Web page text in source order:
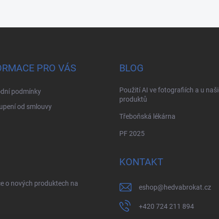
PRO VÁS
podmínky
od smlouvy
BLOG
Použití AI ve fotografiích a u
produktů
Třeboňská lékárna
PF 2025
o nových produktech na
KONTAKT
eshop@hedvabrokat.cz
+420 724 211 894